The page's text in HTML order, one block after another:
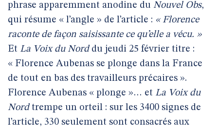
phrase apparemment anodine du Nouvel Obs,
qui résume « l’angle » de l’article : « Florence
raconte de façon saisissante ce qu’elle a vécu. »
Et La Voix du Norddu jeudi 25 février titre :
« Florence Aubenas se plonge dans la France
de tout en bas des travailleurs précaires ».
Florence Aubenas « plonge »… et La Voix du
Nordtrempe un orteil : sur les 3400 signes de
l’article, 330 seulement sont consacrés aux